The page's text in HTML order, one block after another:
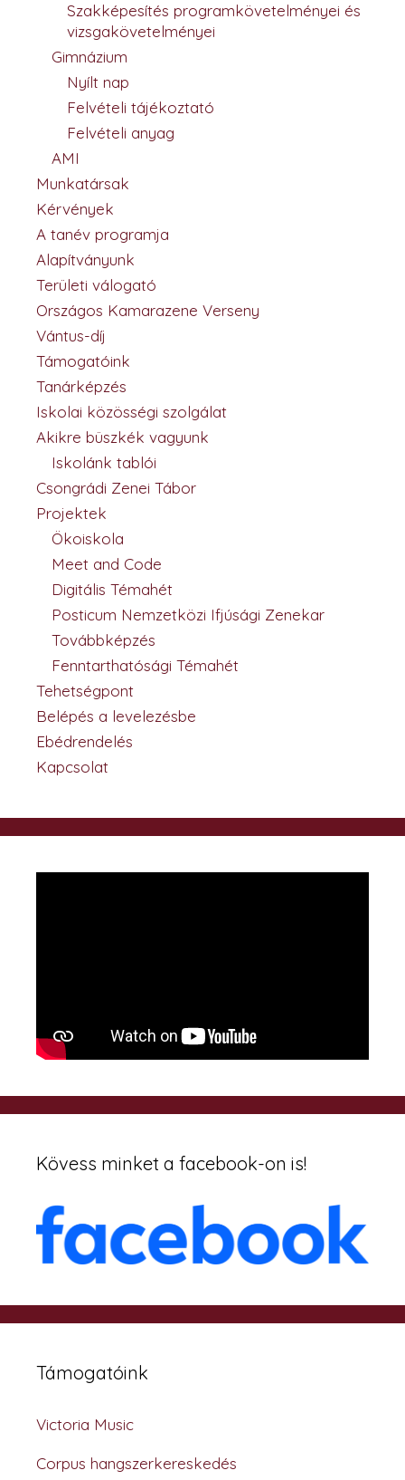
Szakképesítés programkövetelményei és
vizsgakövetelményei
Gimnázium
Nyílt nap
Felvételi tájékoztató
Felvételi anyag
AMI
Munkatársak
Kérvények
A tanév programja
Alapítványunk
Területi válogató
Országos Kamarazene Verseny
Vántus-díj
Támogatóink
Tanárképzés
Iskolai közösségi szolgálat
Akikre büszkék vagyunk
Iskolánk tablói
Csongrádi Zenei Tábor
Projektek
Ökoiskola
Meet and Code
Digitális Témahét
Posticum Nemzetközi Ifjúsági Zenekar
Továbbképzés
Fenntarthatósági Témahét
Tehetségpont
Belépés a levelezésbe
Ebédrendelés
Kapcsolat
Kövess minket a facebook-on is!
Támogatóink
Victoria Music
Corpus hangszerkereskedés